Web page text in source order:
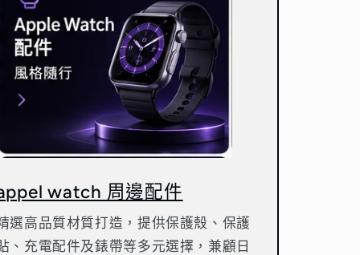
watch 周邊配件
選高品質材質打造，提供保護殼、保護
、充電配件及錶帶等多元選擇，兼顧日